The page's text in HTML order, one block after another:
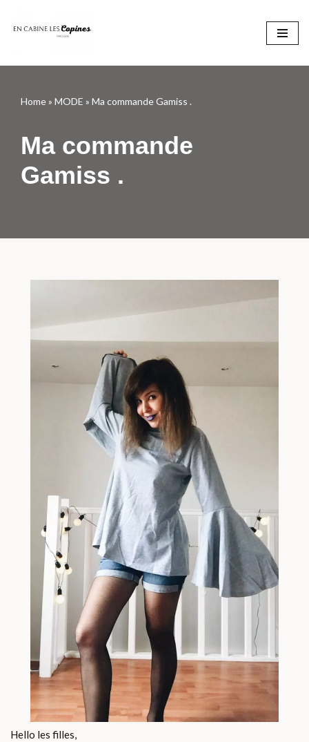
Home» MODE » Ma commande Gamiss .
Ma commande
Gamiss .
Hello les filles,